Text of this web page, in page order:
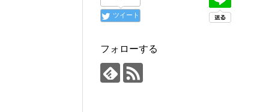
ツイート
フォローする